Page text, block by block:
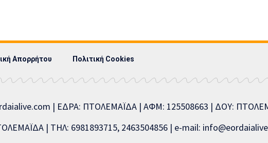
Απορρήτου Πολιτική Cookies
| ΕΔΡΑ: ΠΤΟΛΕΜΑΪΔΑ | ΑΦΜ: 125508663 | ΔΟΥ:
| ΤΗΛ: 6981893715, 2463504856 | e-mail: